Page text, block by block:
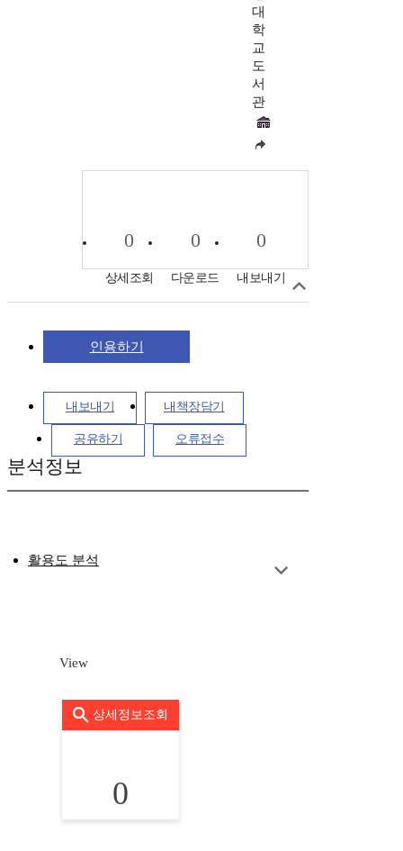
대
학
교
도
서
관
0
상세조회
0
다운로드
0
내보내기
인용하기
내보내기 내책장담기
공유하기 오류접수
분석정보
활용도 분석
View
상세정보조회
0